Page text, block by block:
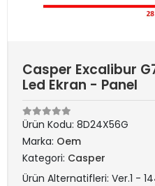
Casper Excalibur
Led Ekran - Panel
Ürün Kodu: 8D24X56G
Marka: Oem
Kategori: Casper
Ürün Alternatifleri: Ver.1 -